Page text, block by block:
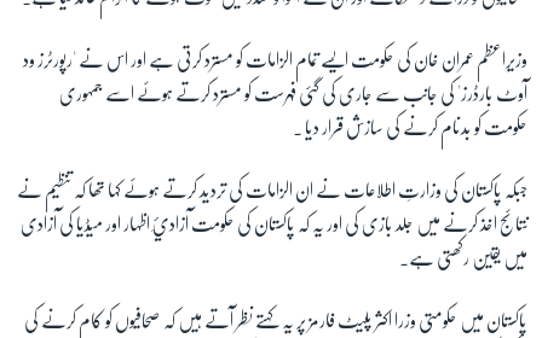
وزیراعظم عمران خان کی حکومت ایسے تمام الزامات کو مسترد کرتی ہے اور اس نے 'رپورٹرز ود
آوٹ بارڈرز' کی جانب سے جاری کی گئی فہرست کو مسترد کرتے ہوئے اسے جمہوری
حکومت کو بدنام کرنے کی سازش قرار دیا ۔
جبکہ پاکستان کی وزارتِ اطلاعات نے ان الزامات کی تردید کرتے ہوئے کہا تھا کہ تنظیم نے
نتائج اخذ کرنے میں جلد بازی کی اور یہ کہ پاکستان کی حکومت آزادئِ اظہار اور میڈیا کی آزادی
میں یقین رکھتی ہے۔
پاکستان میں حکومتی وزرا اکثر پلیٹ فارمز پر یہ کہتے نظر آتے ہیں کہ صحافیوں کو کام کرنے کی